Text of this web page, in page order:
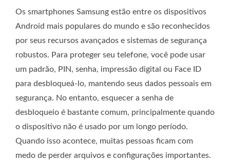
Os smartphones Samsung estão entre os dispositivos
Android mais populares do mundo e são reconhecidos
por seus recursos avançados e sistemas de segurança
robustos. Para proteger seu telefone, você pode usar
um padrão, PIN, senha, impressão digital ou Face ID
para desbloqueá-lo, mantendo seus dados pessoais em
segurança. No entanto, esquecer a senha de
desbloqueio é bastante comum, principalmente quando
o dispositivo não é usado por um longo período.
Quando isso acontece, muitas pessoas ficam com
medo de perder arquivos e configurações importantes.